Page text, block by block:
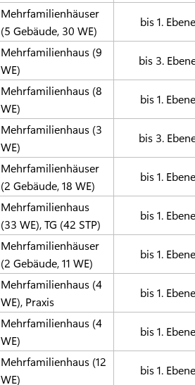
Mehrfamilienhäuser
(5 Gebäude, 30 WE)
bis 1. Ebene
Mehrfamilienhaus (9
WE)
bis 3.
Mehrfamilienhaus (8
WE)
bis 1. Ebene
Mehrfamilienhaus (3
WE)
bis 3.
Mehrfamilienhäuser
(2 Gebäude, 18 WE)
bis 1. Ebene
Mehrfamilienhaus
(33 WE), TG (42 STP)
bis 1. Ebene
Mehrfamilienhäuser
(2 Gebäude, 11 WE)
bis 1. Ebene
Mehrfamilienhaus (4
WE), Praxis
bis 1. Ebene
Mehrfamilienhaus (4
WE)
bis 1. Ebene
Mehrfamilienhaus (12
WE)
bis 1. Ebene